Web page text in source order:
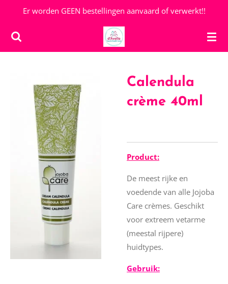
naar
de
Er worden GEEN bestellingen aanvaard of verwerkt!!
Calendula
crème 40ml
Product:
De meest rijke en
voedende van alle Jojoba
Care crèmes. Geschikt
voor extreem vetarme
(meestal rijpere)
huidtypes.
Gebruik: